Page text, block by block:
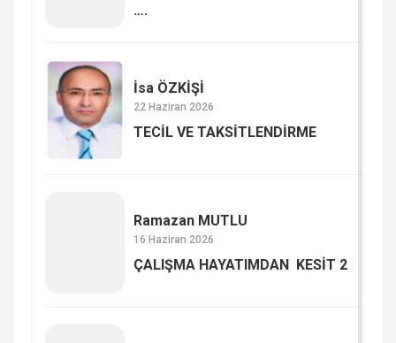
….
İsa ÖZKİŞİ
22 Haziran 2026
TECİL VE TAKSİTLENDİRME
Ramazan MUTLU
16 Haziran 2026
ÇALIŞMA HAYATIMDAN KESİT 2